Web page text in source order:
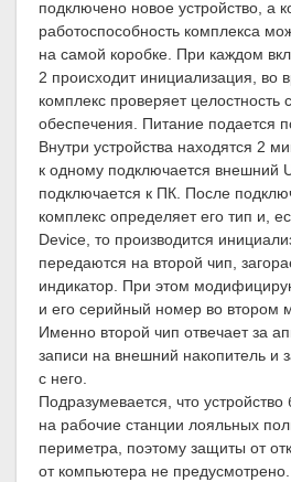
подключено новое устройство, а
работоспособность комплекса
на самой коробке. При каждом
2 происходит инициализация, во
комплекс проверяет целостность
обеспечения. Питание подается
Внутри устройства находятся 2
к одному подключается внешний
подключается к ПК. После
комплекс определяет его тип и,
Device, то производится
передаются на второй чип,
индикатор. При этом
и его серийный номер во втором
Именно второй чип отвечает за
записи на внешний накопитель и
с него.
Подразумевается, что устройство
на рабочие станции лояльных
периметра, поэтому защиты от
от компьютера не